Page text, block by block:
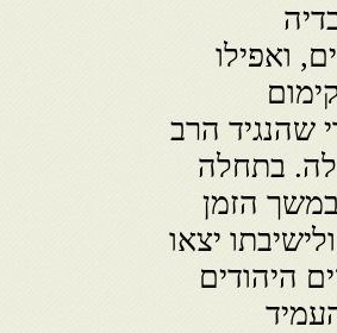
ואפילו
שהנגיד הרב
בתחלה
הזמן
יצאו
היהודים